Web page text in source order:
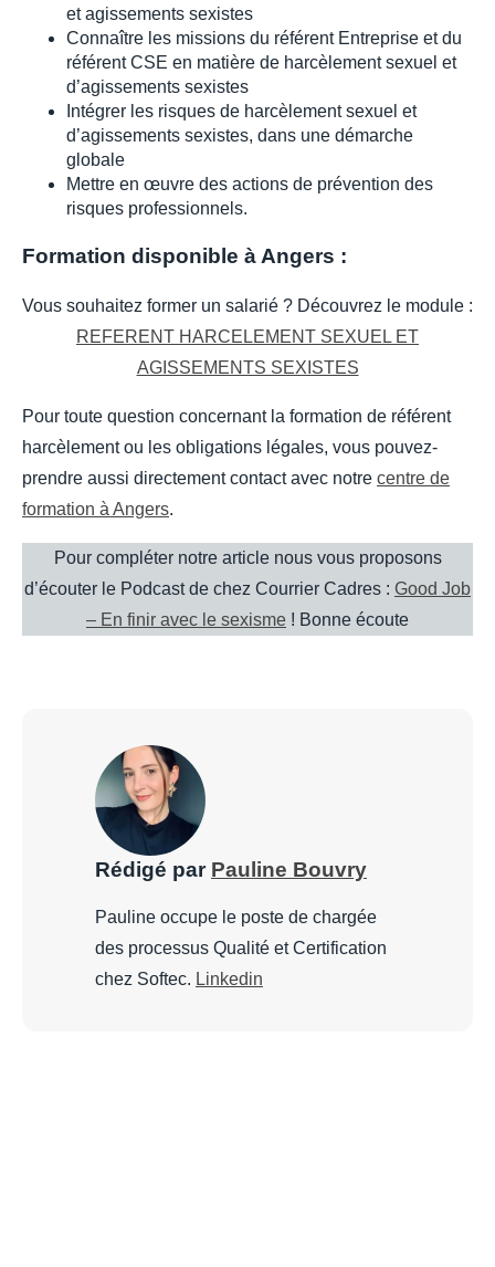
et agissements sexistes
Connaître les missions du référent Entreprise et du
référent CSE en matière de harcèlement sexuel et
d’agissements sexistes
Intégrer les risques de harcèlement sexuel et
d’agissements sexistes, dans une démarche
globale
Mettre en œuvre des actions de prévention des
risques professionnels.
Formation disponible à Angers :
Vous souhaitez former un salarié ? Découvrez le module :
REFERENT HARCELEMENT SEXUEL ET
AGISSEMENTS SEXISTES
Pour toute question concernant la formation de référent
harcèlement ou les obligations légales, vous pouvez-
prendre aussi directement contact avec notre centre de
formation à Angers.
Pour compléter notre article nous vous proposons
d’écouter le Podcast de chez Courrier Cadres : Good Job
– En finir avec le sexisme ! Bonne écoute
Rédigé par Pauline Bouvry
Pauline occupe le poste de chargée
des processus Qualité et Certification
chez Softec. Linkedin